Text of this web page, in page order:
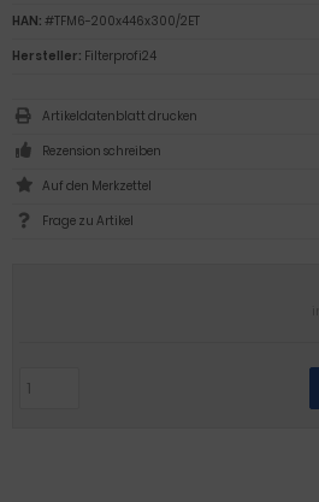
HAN: #TFM6-200x446x300/2ET
Hersteller: Filterprofi24
Artikeldatenblatt drucken
Rezension schreiben
Frage zu Artikel